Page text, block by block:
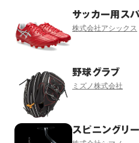
サッカー用ス
株式会社アシックス
野球グラブ
ミズノ株式会社
スピニングリ